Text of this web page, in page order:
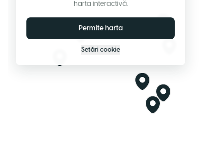
harta interactivă.
Permite harta
Setări cookie